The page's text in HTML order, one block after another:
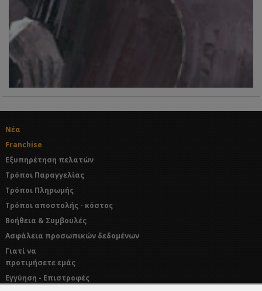
Νέα
Franchise
Εξυπηρέτηση πελατών
Τρόποι Παραγγελίας
Τρόποι Πληρωμής
Τρόποι αποστολής - κόστος
Βοήθεια & Συμβουλές
Ασφάλεια προσωπικών δεδομένων
Γιατί να
προτιμήσετε εμάς
Εγγύηση - Επιστροφές